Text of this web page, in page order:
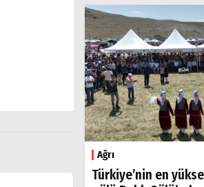
Ağrı
Türkiye’nin en